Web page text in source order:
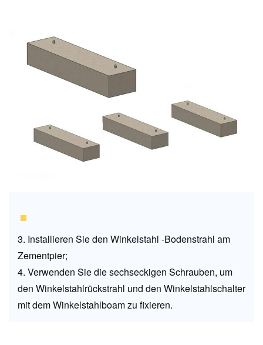
3. Installieren Sie den Winkelstahl -Bodenstrahl am
Zementpier;
4. Verwenden Sie die sechseckigen Schrauben, um
den Winkelstahlrückstrahl und den Winkelstahlschalter
mit dem Winkelstahlboam zu fixieren.